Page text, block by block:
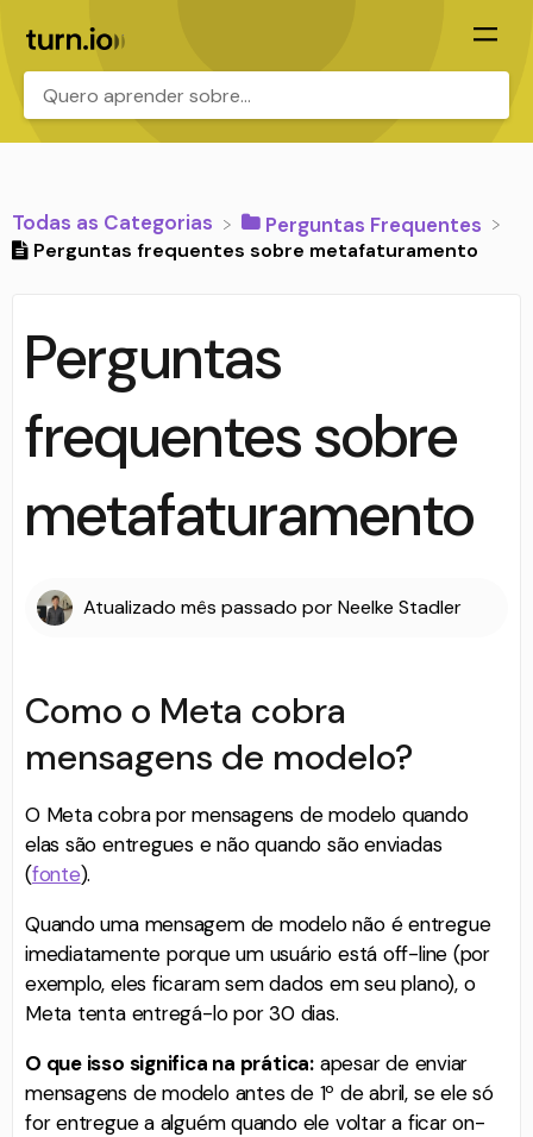
Todas as Categorias ​Perguntas Frequentes
Perguntas frequentes sobre metafaturamento
Perguntas
frequentes sobre
metafaturamento
Atualizado mês passado porNeelke Stadler
Como o Meta cobra
mensagens de modelo?
O Meta cobra por mensagens de modelo quando
elas são entregues e não quando são enviadas
(fonte).
Quando uma mensagem de modelo não é entregue
imediatamente porque um usuário está off-line (por
exemplo, eles ficaram sem dados em seu plano), o
Meta tenta entregá-lo por 30 dias.
O que isso significa na prática:apesar de enviar
mensagens de modelo antes de 1º de abril, se ele só
for entregue a alguém quando ele voltar a ficar on-
.